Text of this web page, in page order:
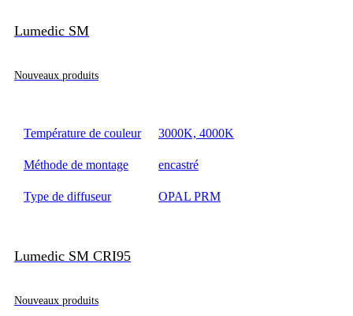
Lumedic SM
Nouveaux produits
Température de couleur 3000K, 4000K
Méthode de montage encastré
Type de diffuseur OPAL PRM
Lumedic SM CRI95
Nouveaux produits